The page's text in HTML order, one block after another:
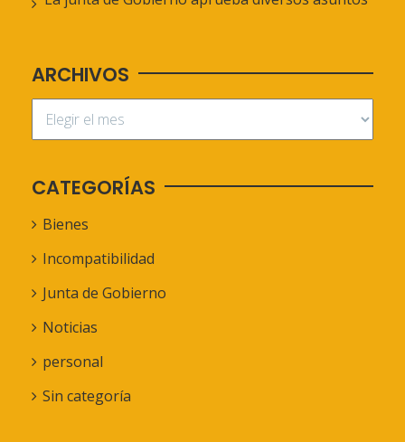
ARCHIVOS
CATEGORÍAS
Bienes
Incompatibilidad
Junta de Gobierno
Noticias
personal
Sin categoría